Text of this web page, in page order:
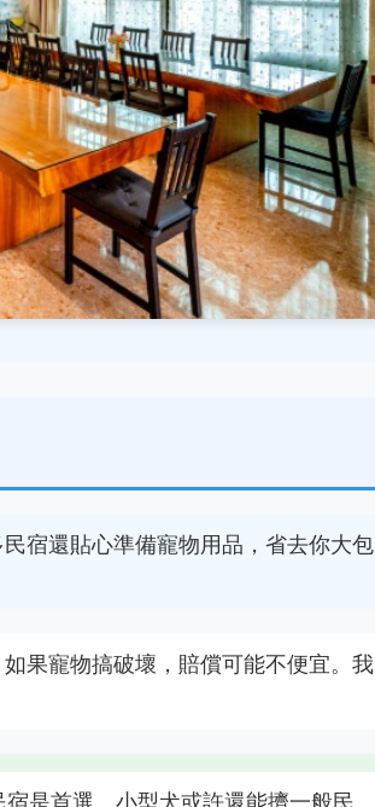
宿還貼心準備寵物用品，省去你大包
果寵物搞破壞，賠償可能不便宜。我
是首選。小型犬或許還能擠一般民